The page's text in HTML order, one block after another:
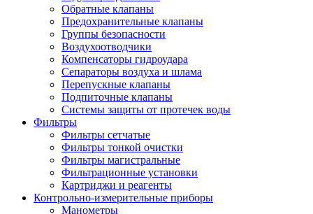
Обратные клапаны
Предохранительные клапаны
Группы безопасности
Воздухоотводчики
Компенсаторы гидроудара
Сепараторы воздуха и шлама
Перепускные клапаны
Подпиточные клапаны
Системы защиты от протечек воды
Фильтры
Фильтры сетчатые
Фильтры тонкой очистки
Фильтры магистральные
Фильтрационные установки
Картриджи и реагенты
Контрольно-измерительные приборы
Манометры